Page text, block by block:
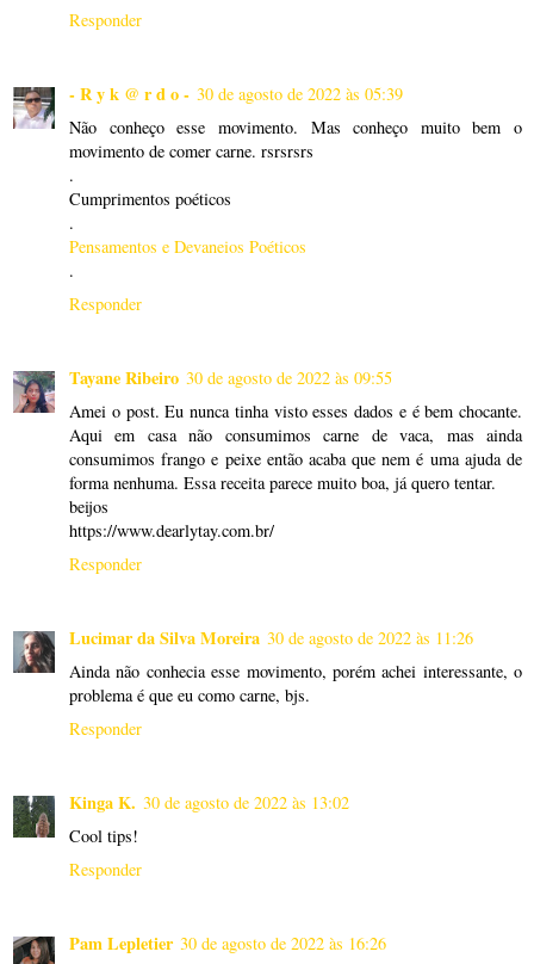
Responder
- R y k @ r d o - 30 de agosto de 2022 às 05:39
Não conheço esse movimento. Mas conheço muito bem o
movimento de comer carne. rsrsrsrs
.
Cumprimentos poéticos
.
Pensamentos e Devaneios Poéticos
.
Responder
Tayane Ribeiro 30 de agosto de 2022 às 09:55
Amei o post. Eu nunca tinha visto esses dados e é bem chocante.
Aqui em casa não consumimos carne de vaca, mas ainda
consumimos frango e peixe então acaba que nem é uma ajuda de
forma nenhuma. Essa receita parece muito boa, já quero tentar.
beijos
https://www.dearlytay.com.br/
Responder
Lucimar da Silva Moreira 30 de agosto de 2022 às 11:26
Ainda não conhecia esse movimento, porém achei interessante, o
problema é que eu como carne, bjs.
Responder
Kinga K. 30 de agosto de 2022 às 13:02
Cool tips!
Responder
Pam Lepletier 30 de agosto de 2022 às 16:26